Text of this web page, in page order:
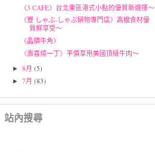
〈3 CAFE〉台北東區港式小點的優質新選擇～
〈豐 しゃぶ-しゃぶ鍋物專門店〉高檔食材優
質鮮享受～
〈晶鑽牛角〉
〈壽喜燒一丁〉平價享用美國頂級牛肉～
►8月(5)
►7月(83)
站內搜尋